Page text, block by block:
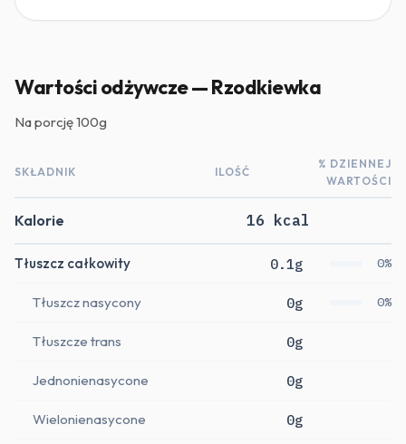
Wartości odżywcze — Rzodkiewka
Na porcję100g
SKŁADNIK ILOŚĆ
% DZIENNEJ
WARTOŚCI
Kalorie 16 kcal
Tłuszcz całkowity 0.1g 0%
Tłuszcz nasycony 0g 0%
Tłuszcze trans 0g
Jednonienasycone 0g
Wielonienasycone 0g